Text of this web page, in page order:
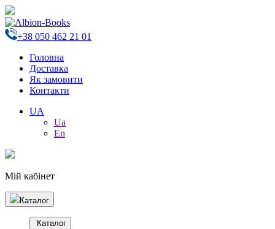
+38 050 462 21 01
Головна
Доставка
Як замовити
Контакти
UA
Ua
En
Мій кабінет
Каталог
Каталог